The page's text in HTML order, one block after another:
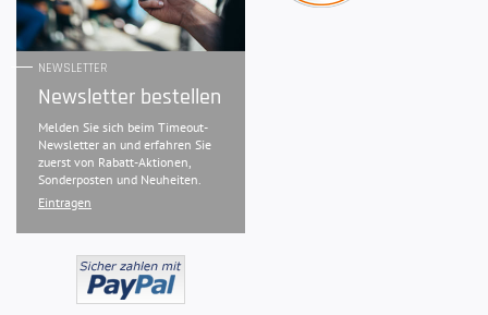
NEWSLETTER
Newsletter bestellen
Melden Sie sich beim Timeout-
Newsletter an und erfahren Sie
zuerst von Rabatt-Aktionen,
Sonderposten und Neuheiten.
Eintragen